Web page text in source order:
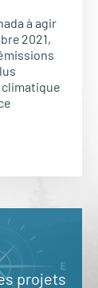
à agir
2021,
projets